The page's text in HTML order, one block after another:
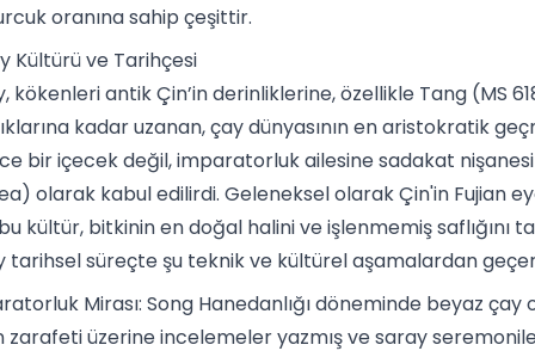
oranına sahip çeşittir.
Kültürü ve Tarihçesi
kökenleri antik Çin’in derinliklerine, özellikle Tang (MS
kadar uzanan, çay dünyasının en aristokratik
bir içecek değil, imparatorluk ailesine sadakat
olarak kabul edilirdi. Geleneksel olarak Çin'in Fujian
kültür, bitkinin en doğal halini ve işlenmemiş saflığını
tarihsel süreçte şu teknik ve kültürel aşamalardan
Mirası: Song Hanedanlığı döneminde beyaz
zarafeti üzerine incelemeler yazmış ve saray